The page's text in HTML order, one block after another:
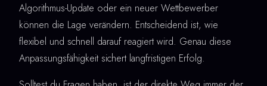
Algorithmus-Update oder ein neuer Wettbewerber
können die Lage verändern. Entscheidend ist, wie
flexibel und schnell darauf reagiert wird. Genau diese
Anpassungsfähigkeit sichert langfristigen Erfolg.